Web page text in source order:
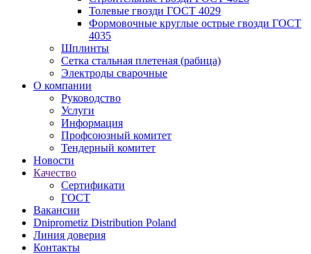
Толевые гвозди ГОСТ 4029
Формовочные круглые острые гвозди ГОСТ
4035
Шплинты
Сетка стальная плетеная (рабица)
Электроды сварочные
О компании
Руководство
Услуги
Информация
Профсоюзный комитет
Тендерный комитет
Новости
Качество
Сертификати
ГОСТ
Вакансии
Dniprometiz Distribution Poland
Линия доверия
Контакты